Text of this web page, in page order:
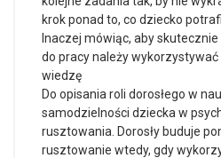
krok ponad to, co dziecko
Inaczej mówiąc, aby
do pracy należy
wiedzę
Do opisania roli dorosłego w
samodzielności dziecka w
rusztowania. Dorosły buduje
rusztowanie wtedy, gdy